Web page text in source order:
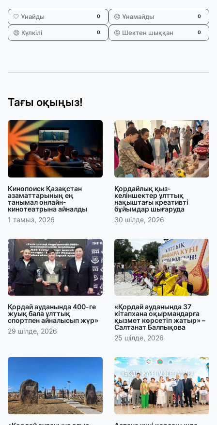
🤍 Ұнайды 0 😞 Ұнамайды 0
😄 Күлкілі 0 😡 Шектен шыққан 0
Тағы оқыңыз!
Кинопоиск Қазақстан
азаматтарының ең
танымал онлайн-
кинотеатрына айналды
1 тамыз, 2026
Қордайлық қыз-
келіншектер ұлттық
нақыштағы креативті
бұйымдар шығаруда
30 шілде, 2026
Қордай ауданында 400-ге
жуық бала ұлттық
спортпен айналысып жүр»
29 шілде, 2026
«Қордай ауданында 37
кітапхана оқырмандарға
қызмет көрсетіп жатыр» –
Салтанат Балпықова
25 шілде, 2026